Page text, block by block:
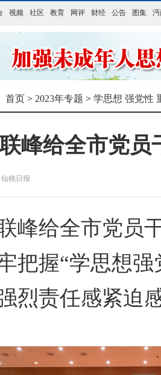
视频 社区 教育 网评 财经 公告 图集
首页 > 2023年专题 > 学思想 强党性
峰给全市党员
仙桃日报
峰给全市党员
学思想强党
感紧迫感推